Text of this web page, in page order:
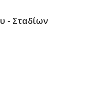
- Σταδίων